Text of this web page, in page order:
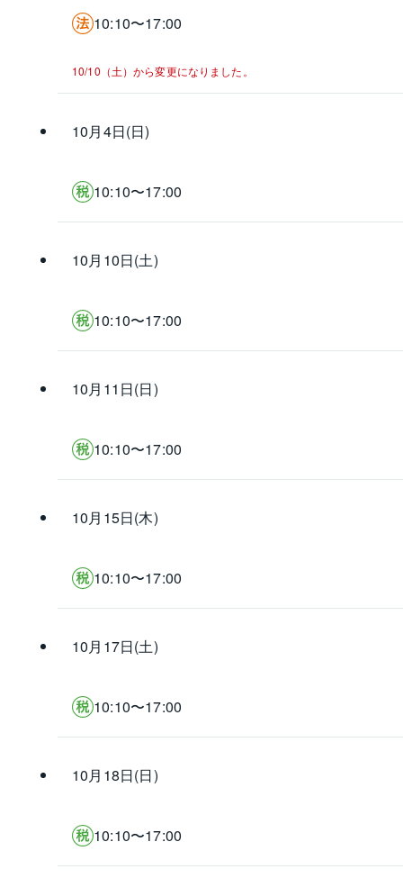
10:10〜17:00
10/10（土）から変更になりました。
10月4日(日)
10:10〜17:00
10月10日(土)
10:10〜17:00
10月11日(日)
10:10〜17:00
10月15日(木)
10:10〜17:00
10月17日(土)
10:10〜17:00
10月18日(日)
10:10〜17:00